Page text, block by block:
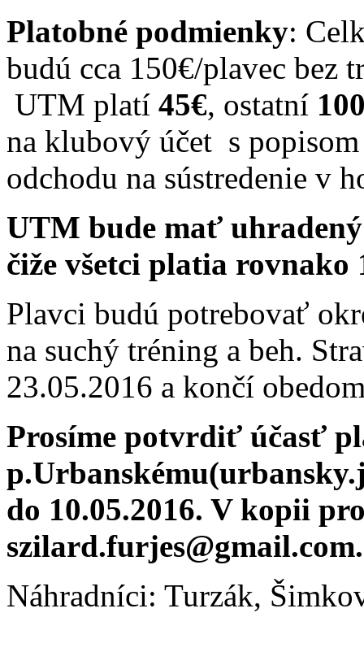
Platobné podmienky:
budú cca 150€/plavec bez
UTM platí 45€, ostatní
na klubový účet s
odchodu na sústredenie v
UTM bude mať
čiže všetci platia rovnako
Plavci budú potrebovať
na suchý tréning a beh.
23.05.2016 a končí
Prosíme potvrdiť účasť
do 10.05.2016. V kopii
szilard.furjes@gmail.com.
Náhradníci: Turzák,